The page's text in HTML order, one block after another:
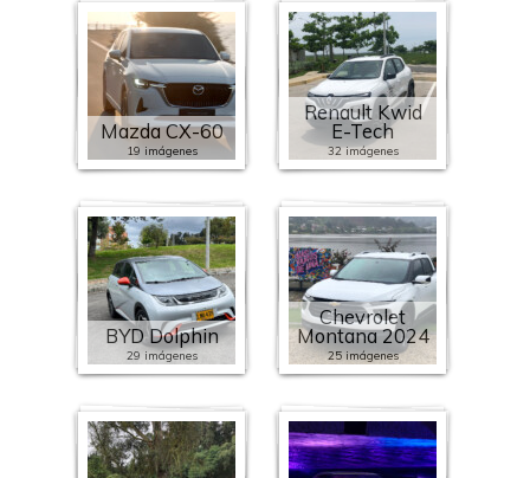
Mazda CX-60
19 imágenes
Renault Kwid
E-Tech
32 imágenes
BYD Dolphin
29 imágenes
Chevrolet
Montana 2024
25 imágenes